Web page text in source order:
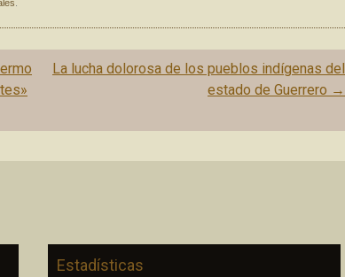
La lucha dolorosa de los pueblos indígenas del
estado de Guerrero →
Estadísticas